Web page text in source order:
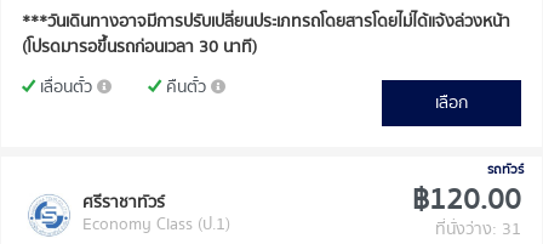
***วันเดินทางอาจมีการปรับเปลี่ยนประเภทรถโดยสารโดยไม่ได้แจ้งล่วงหน้า
(โปรดมารอขึ้นรถก่อนเวลา 30 นาที)
เลื่อนตั๋ว
คืนตั๋ว
เลือก
รถทัวร์
ศรีราชาทัวร์
Economy Class (ป.1)
฿120.00
ที่นั่งว่าง: 31